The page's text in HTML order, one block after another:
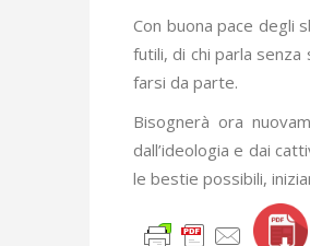
Con buona pace degli
futili, di chi parla
farsi da parte.
Bisognerà ora
dall’ideologia e dai
le bestie possibili,